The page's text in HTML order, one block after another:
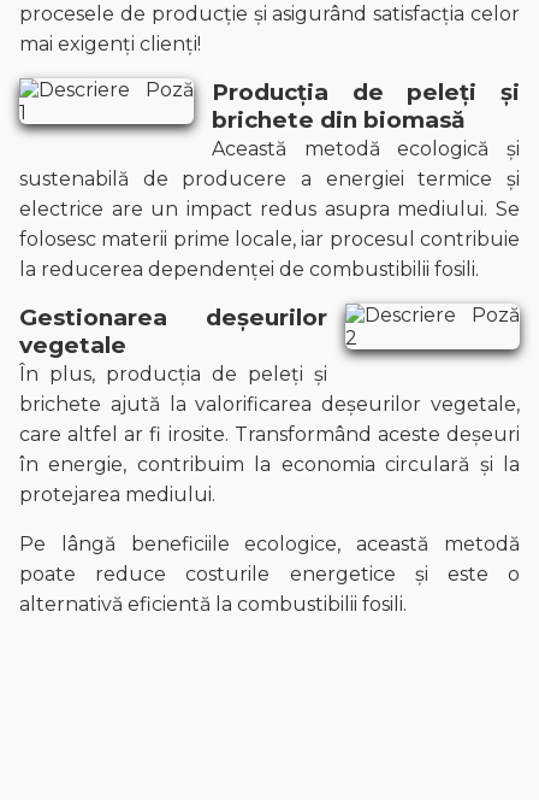
procesele de producție și asigurând satisfacția celor
mai exigenți clienți!
Producția de peleți și
brichete din biomasă
Această metodă ecologică și
sustenabilă de producere a energiei termice și
electrice are un impact redus asupra mediului. Se
folosesc materii prime locale, iar procesul contribuie
la reducerea dependenței de combustibilii fosili.
Gestionarea deșeurilor
vegetale
În plus, producția de peleți și
brichete ajută la valorificarea deșeurilor vegetale,
care altfel ar fi irosite. Transformând aceste deșeuri
în energie, contribuim la economia circulară și la
protejarea mediului.
Pe lângă beneficiile ecologice, această metodă
poate reduce costurile energetice și este o
alternativă eficientă la combustibilii fosili.